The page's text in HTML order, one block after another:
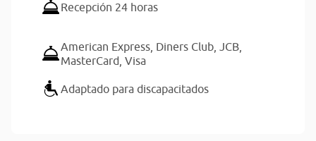
Recepción 24 horas
American Express, Diners Club, JCB,
MasterCard, Visa
Adaptado para discapacitados